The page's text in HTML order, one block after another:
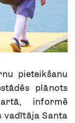
pieteikšanu
plānots
informē
vadītāja Santa